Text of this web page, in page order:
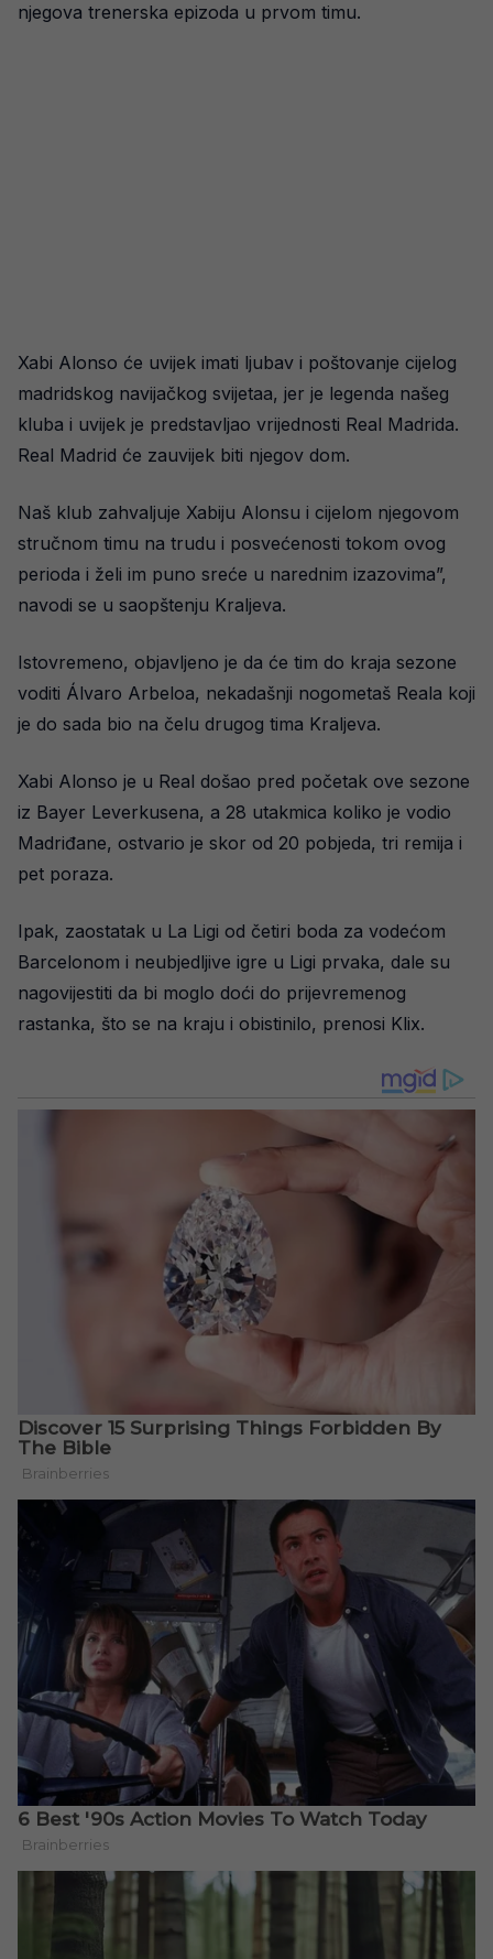
njegova trenerska epizoda u prvom timu.
Xabi Alonso će uvijek imati ljubav i poštovanje cijelog
madridskog navijačkog svijetaa, jer je legenda našeg
kluba i uvijek je predstavljao vrijednosti Real Madrida.
Real Madrid će zauvijek biti njegov dom.
Naš klub zahvaljuje Xabiju Alonsu i cijelom njegovom
stručnom timu na trudu i posvećenosti tokom ovog
perioda i želi im puno sreće u narednim izazovima”,
navodi se u saopštenju Kraljeva.
Istovremeno, objavljeno je da će tim do kraja sezone
voditi Álvaro Arbeloa, nekadašnji nogometaš Reala koji
je do sada bio na čelu drugog tima Kraljeva.
Xabi Alonso je u Real došao pred početak ove sezone
iz Bayer Leverkusena, a 28 utakmica koliko je vodio
Madriđane, ostvario je skor od 20 pobjeda, tri remija i
pet poraza.
Ipak, zaostatak u La Ligi od četiri boda za vodećom
Barcelonom i neubjedljive igre u Ligi prvaka, dale su
nagovijestiti da bi moglo doći do prijevremenog
rastanka, što se na kraju i obistinilo, prenosi Klix.